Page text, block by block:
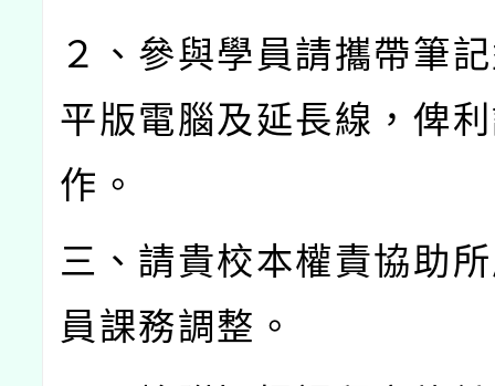
２、參與學員請攜帶筆
平版電腦及延長線，俾
作。
三、請貴校本權責協助
員課務調整。